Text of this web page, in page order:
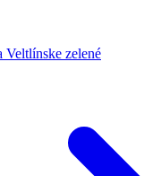
Veltlínske zelené